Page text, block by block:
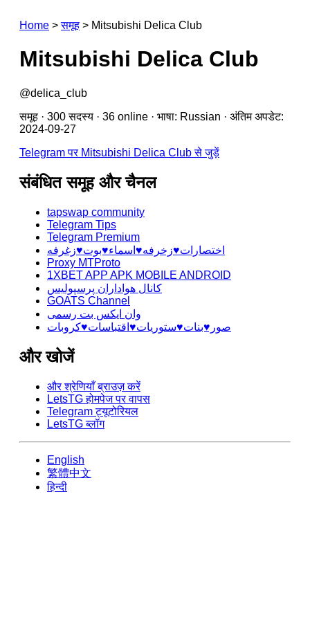
Home >समूह > Mitsubishi Delica Club
Mitsubishi Delica Club
@delica_club
समूह · 300 सदस्य · 36 online · भाषा: Russian · अंतिम अपडेट:
2024-09-27
Telegram पर Mitsubishi Delica Club से जुड़ें
संबंधित समूह और चैनल
tapswap community
Telegram Tips
Telegram Premium
اختصارات♥️زخرفه♥️اسماء♥️بوت♥️زغرفه
Proxy MTProto
1XBET APP APK MOBILE ANDROID
کانال هواداران پرسپولیس
GOATS Channel
وان ایکس بت رسمی
صور♥️بنات♥️ستوريات♥️اقتباسات♥️كروبات
और खोजें
और श्रेणियाँ ब्राउज़ करें
LetsTG होमपेज पर वापस
Telegram ट्यूटोरियल
LetsTG ब्लॉग
English
繁體中文
हिन्दी